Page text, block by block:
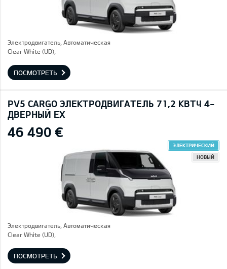
Электродвигатель, Автоматическая
Clear White (UD),
ПОСМОТРЕТЬ
PV5 CARGO ЭЛЕКТРОДВИГАТЕЛЬ 71,2 КВТЧ 4-
ДВЕРНЫЙ EX
46 490 €
ЭЛЕКТРИЧЕСКИЙ
НОВЫЙ
Электродвигатель, Автоматическая
Clear White (UD),
ПОСМОТРЕТЬ